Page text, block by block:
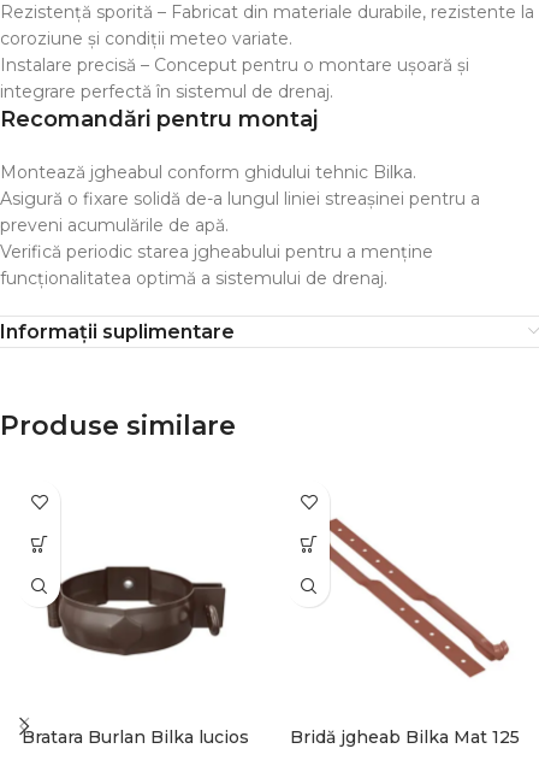
Rezistență sporită – Fabricat din materiale durabile, rezistente la
coroziune și condiții meteo variate.
Instalare precisă – Conceput pentru o montare ușoară și
integrare perfectă în sistemul de drenaj.
Recomandări pentru montaj
Montează jgheabul conform ghidului tehnic Bilka.
Asigură o fixare solidă de-a lungul liniei streașinei pentru a
preveni acumulările de apă.
Verifică periodic starea jgheabului pentru a menține
funcționalitatea optimă a sistemului de drenaj.
Informații suplimentare
Produse similare
Bratara Burlan Bilka lucios Bridă jgheab Bilka Mat 125